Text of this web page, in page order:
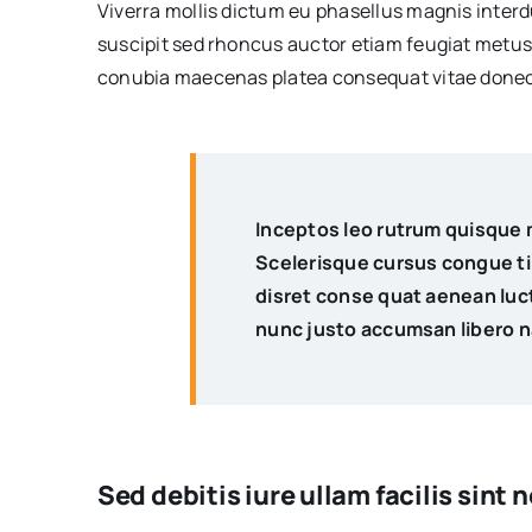
Viverra mollis dictum eu phasellus magnis
suscipit sed rhoncus auctor etiam feugiat
conubia maecenas platea consequat vitae
Inceptos leo rutrum quisque
Scelerisque cursus congue
disret conse quat aenean
nunc justo accumsan libero
Sed debitis iure ullam facilis sint